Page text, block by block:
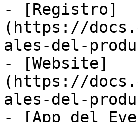
- [Registro]
(https://
ales-del-
- [Website]
(https://
ales-del-
- [App del